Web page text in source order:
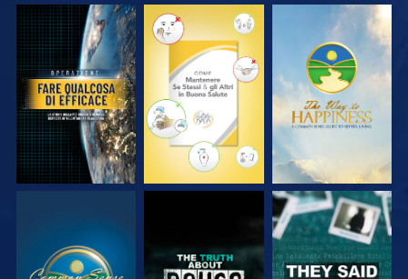
GUARDA GUARDA GUARDA
GUARDA GUARDA GUARDA